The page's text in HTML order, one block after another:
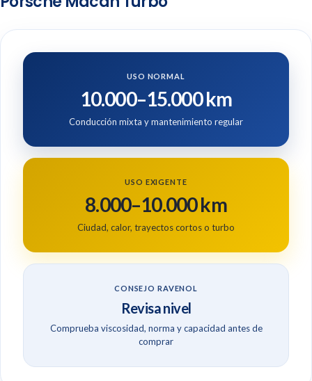
USO NORMAL
10.000–15.000 km
Conducción mixta y mantenimiento regular
USO EXIGENTE
8.000–10.000 km
Ciudad, calor, trayectos cortos o turbo
CONSEJO RAVENOL
Revisa nivel
Comprueba viscosidad, norma y capacidad antes de
comprar